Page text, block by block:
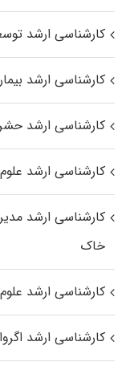
کارشناسی ارشد
کارشناسی ارشد
کارشناسی ارشد
کارشناسی ارشد
کارشناسی ارشد
خاک
کارشناسی ارشد
کارشناسی ارشد